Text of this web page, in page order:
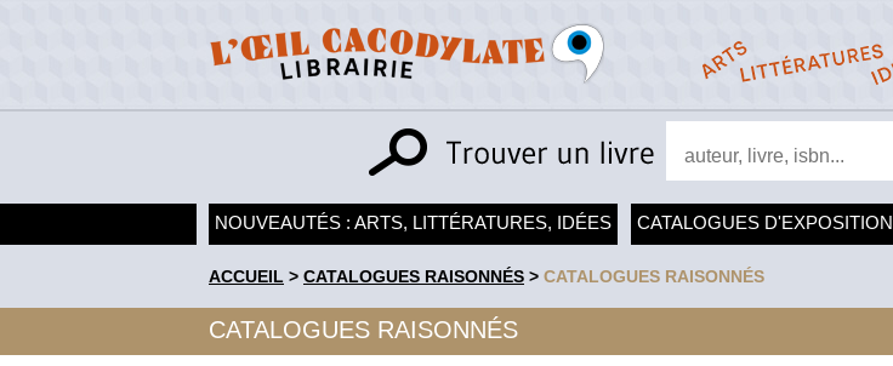
NOUVEAUTÉS : ARTS, LITTÉRATURES, IDÉES CATALOGUES D'EXPOSITION
ACCUEIL > CATALOGUES RAISONNÉS > CATALOGUES RAISONNÉS
CATALOGUES RAISONNÉS